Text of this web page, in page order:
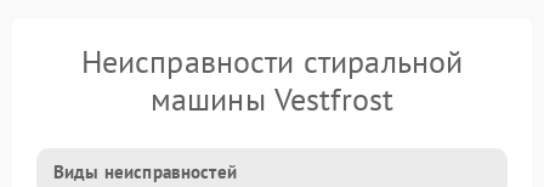
Неисправности стиральной
машины Vestfrost
Виды неисправностей